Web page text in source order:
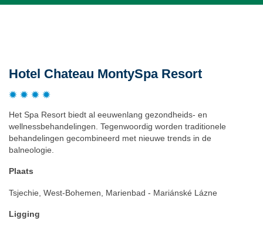
Hotel Chateau MontySpa Resort
Het Spa Resort biedt al eeuwenlang gezondheids- en
wellnessbehandelingen. Tegenwoordig worden traditionele
behandelingen gecombineerd met nieuwe trends in de
balneologie.
Plaats
Tsjechie, West-Bohemen, Marienbad - Mariánské Lázne
Ligging